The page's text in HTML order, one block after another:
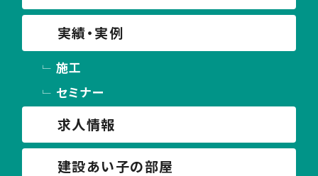
実績・実例
施工
セミナー
求人情報
建設あい子の部屋